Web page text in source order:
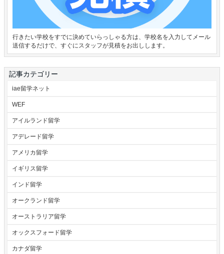
行きたい学校をすでに決めていらっしゃる方は、学校名を入力してメール
送信するだけで、すぐにスタッフが見積をお出しします。
記事カテゴリー
iae留学ネット
WEF
アイルランド留学
アデレード留学
アメリカ留学
イギリス留学
インド留学
オークランド留学
オーストラリア留学
オックスフォード留学
カナダ留学